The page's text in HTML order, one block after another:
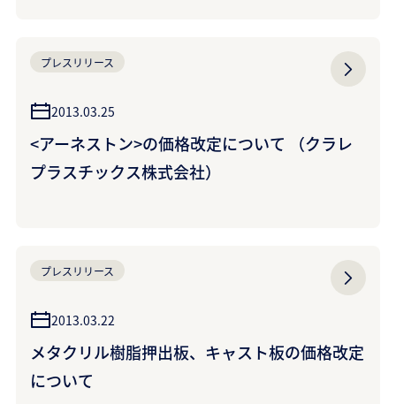
プレスリリース
2013.03.25
<アーネストン>の価格改定について （クラレ
プラスチックス株式会社）
プレスリリース
2013.03.22
メタクリル樹脂押出板、キャスト板の価格改定
について